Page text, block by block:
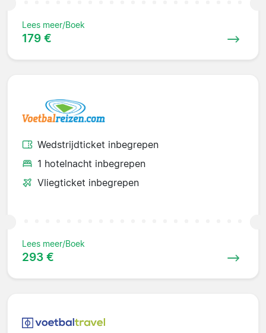
Lees meer/Boek
179 €
Wedstrijdticket inbegrepen
1 hotelnacht inbegrepen
Vliegticket inbegrepen
Lees meer/Boek
293 €